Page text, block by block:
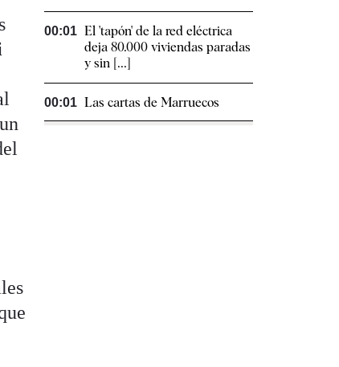
00:01 El 'tapón' de la red eléctrica
deja 80.000 viviendas paradas
y sin [...]
00:01 Las cartas de Marruecos